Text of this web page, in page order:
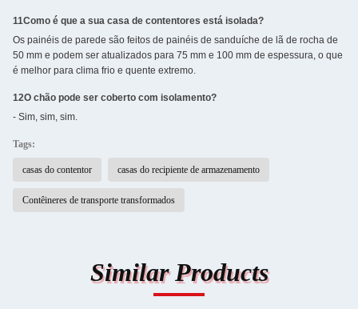
11Como é que a sua casa de contentores está isolada?
Os painéis de parede são feitos de painéis de sanduíche de lã de rocha de
50 mm e podem ser atualizados para 75 mm e 100 mm de espessura, o que
é melhor para clima frio e quente extremo.
12O chão pode ser coberto com isolamento?
- Sim, sim, sim.
Tags:
casas do contentor casas do recipiente de armazenamento
Contêineres de transporte transformados
Similar Products